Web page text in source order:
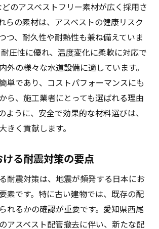
どのアスベストフリー素材が広く採用さ
らの素材は、アスベストの健康リスク
つ、耐久性や耐熱性も兼ね備えていま
耐圧性に優れ、温度変化に柔軟に対応で
外の様々な水道設備に適しています。
単であり、コストパフォーマンスにも
ら、施工業者にとっても選ばれる理由
ように、安全で効果的な材料選びは、
きく貢献します。
る耐震対策の要点
耐震対策は、地震が頻発する日本にお
素です。特に古い建物では、既存の配
れるかの確認が重要です。愛知県西尾
アスベスト配管撤去に伴い、新たな配